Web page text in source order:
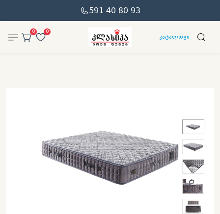
591 40 80 93
0 0
კატალოგი